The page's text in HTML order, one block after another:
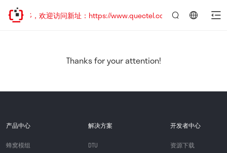
址已迁移，欢迎访问新址：https://www.quectel.com.cn
Thanks for your attention!
产品中心
蜂窝模组
解决方案
DTU
开发者中心
资源下载